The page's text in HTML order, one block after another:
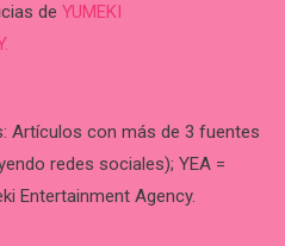
de YUMEKI
Artículos con más de 3 fuentes
redes sociales); YEA =
Entertainment Agency.